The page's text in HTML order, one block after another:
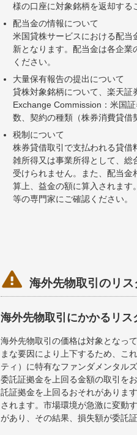
様の口座に対象銘柄を返却す
配当金の情報について
米国貸株サービスにおける配当
新となります。配当金は各企
ください。
大量保有報告の提出について
貸株対象銘柄について、楽天
Exchange Commission：米国
数、契約の種類（株券消費貸
税制について
株券貸借取引で支払われる貸
雑所得又は事業所得として、
受けられません。また、配当
算上、益金の額に算入されま
等の専門家にご確認ください。
 海外先物取引のリ
海外先物取引にかかるリス
海外先物取引の価格は対象となっ
まな要因により上下するため、こ
ティ）に特有なファンダメンタル
委託証拠金を上回る金額の取引を
託証拠金を上回るおそれがありま
されます。市場環境が急激に変動
があり、その結果、損失額が委託